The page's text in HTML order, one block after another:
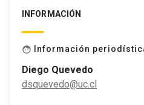
INFORMACIÓN
face Información
Diego Quevedo
dsquevedo@uc.cl